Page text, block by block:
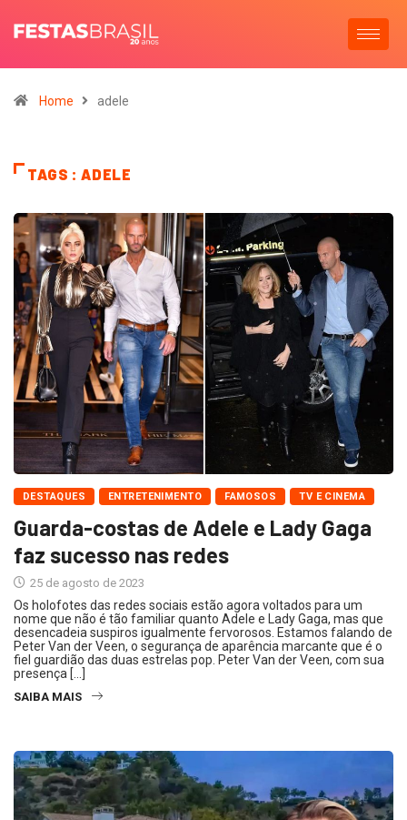
Home adele
TAGS : ADELE
DESTAQUES ENTRETENIMENTO FAMOSOS TV E CINEMA
Guarda-costas de Adele e Lady Gaga
faz sucesso nas redes
25 de agosto de 2023
Os holofotes das redes sociais estão agora voltados para um
nome que não é tão familiar quanto Adele e Lady Gaga, mas que
desencadeia suspiros igualmente fervorosos. Estamos falando de
Peter Van der Veen, o segurança de aparência marcante que é o
fiel guardião das duas estrelas pop. Peter Van der Veen, com sua
presença […]
SAIBA MAIS